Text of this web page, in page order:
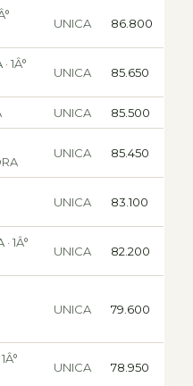
UNICA 86.800
· 1Â°
UNICA 85.650
UNICA 85.500
UNICA 85.450
UNICA 83.100
· 1Â°
UNICA 82.200
UNICA 79.600
1Â°
UNICA 78.950